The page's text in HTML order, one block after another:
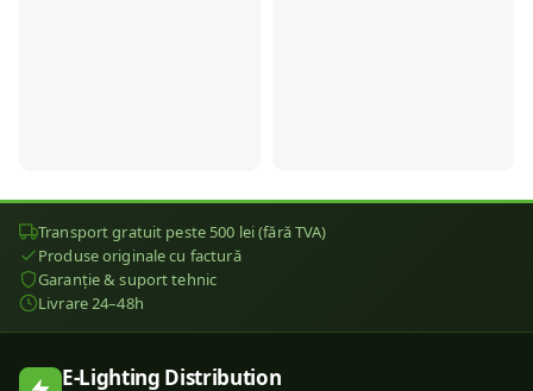
Transport gratuit peste 500 lei (fără TVA)
Produse originale cu factură
Garanție & suport tehnic
Livrare 24–48h
E-Lighting Distribution